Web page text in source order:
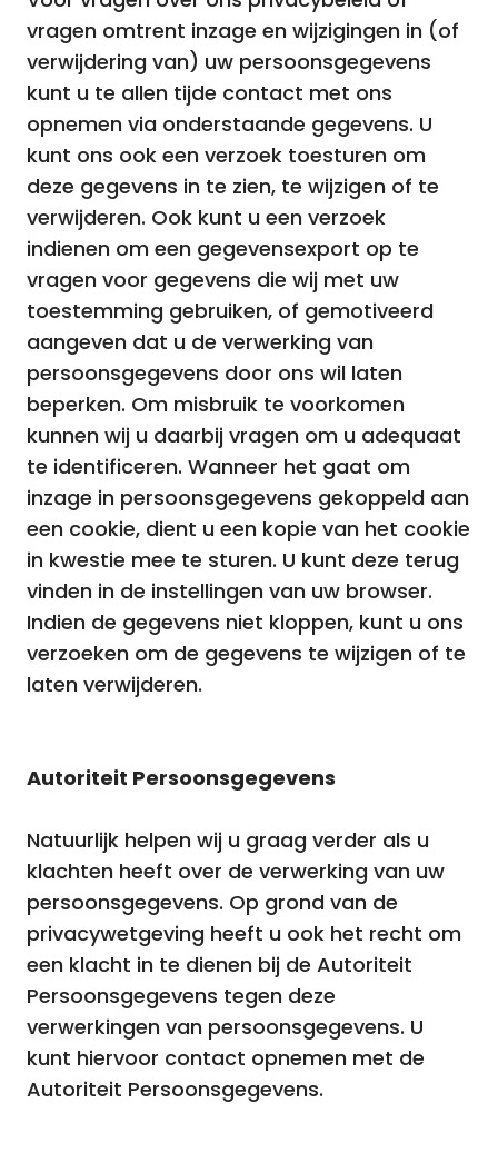
vragen omtrent inzage en wijzigingen in (of
verwijdering van) uw persoonsgegevens
kunt u te allen tijde contact met ons
opnemen via onderstaande gegevens. U
kunt ons ook een verzoek toesturen om
deze gegevens in te zien, te wijzigen of te
verwijderen. Ook kunt u een verzoek
indienen om een gegevensexport op te
vragen voor gegevens die wij met uw
toestemming gebruiken, of gemotiveerd
aangeven dat u de verwerking van
persoonsgegevens door ons wil laten
beperken. Om misbruik te voorkomen
kunnen wij u daarbij vragen om u adequaat
te identificeren. Wanneer het gaat om
inzage in persoonsgegevens gekoppeld aan
een cookie, dient u een kopie van het cookie
in kwestie mee te sturen. U kunt deze terug
vinden in de instellingen van uw browser.
Indien de gegevens niet kloppen, kunt u ons
verzoeken om de gegevens te wijzigen of te
laten verwijderen.
Autoriteit Persoonsgegevens
Natuurlijk helpen wij u graag verder als u
klachten heeft over de verwerking van uw
persoonsgegevens. Op grond van de
privacywetgeving heeft u ook het recht om
een klacht in te dienen bij de Autoriteit
Persoonsgegevens tegen deze
verwerkingen van persoonsgegevens. U
kunt hiervoor contact opnemen met de
Autoriteit Persoonsgegevens.